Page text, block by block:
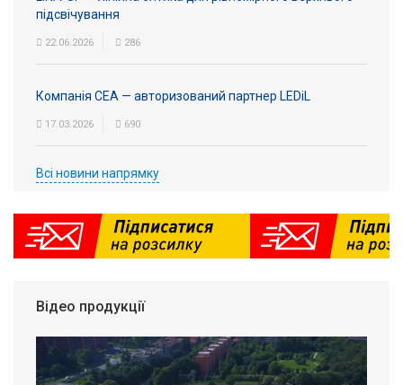
підсвічування
22.06.2026 286
Компанія СЕА — авторизований партнер LEDiL
17.03.2026 690
Всі новини напрямку
Відео продукції